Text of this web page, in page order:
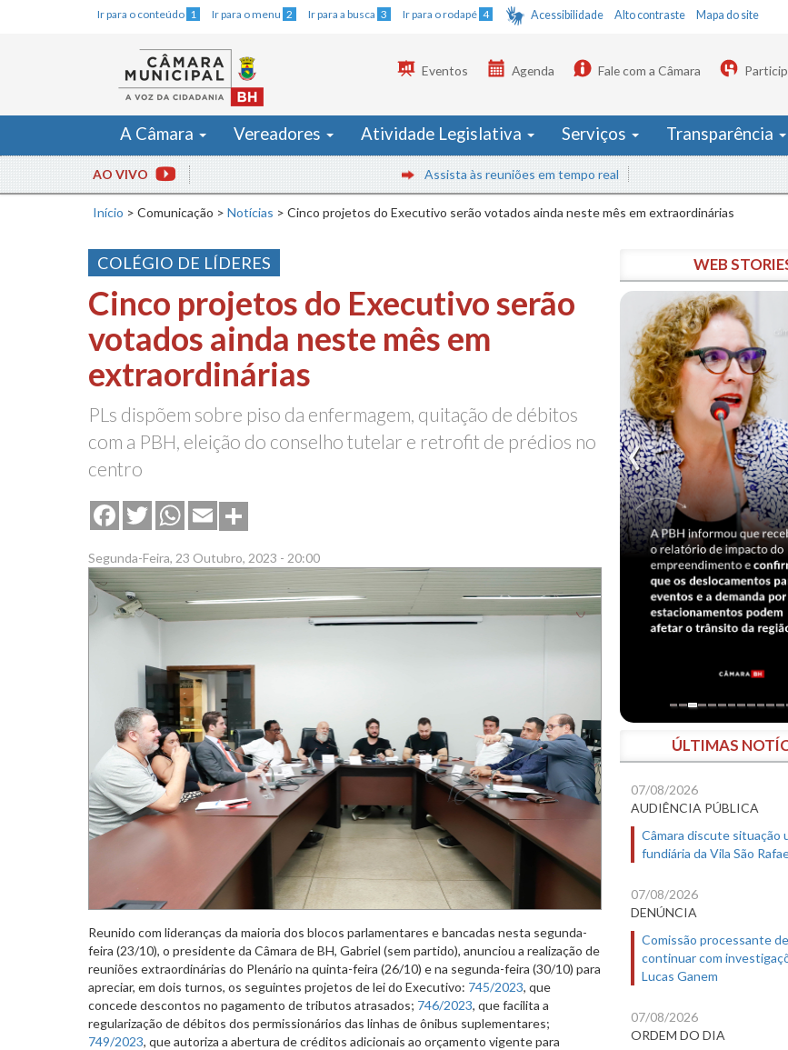
Ir para o conteúdo 1 Ir para o menu 2 Ir para a busca 3 Ir para o rodapé 4 Acessibilidade Alto contraste Mapa do site
Eventos Agenda Fale com a Câmara
A Câmara Vereadores Atividade Legislativa Serviços Transparência
AO VIVO Assista às reuniões em tempo real
Início > Comunicação > Notícias > Cinco projetos do Executivo serão votados ainda neste mês em extraordinárias
COLÉGIO DE LÍDERES
Cinco projetos do Executivo serão
votados ainda neste mês em
extraordinárias
PLs dispõem sobre piso da enfermagem, quitação de débitos
com a PBH, eleição do conselho tutelar e retrofit de prédios no
centro
FacebookTwitterWhatsApp
Email
Segunda-Feira, 23 Outubro, 2023 - 20:00
Reunido com lideranças da maioria dos blocos parlamentares e bancadas nesta segunda-
feira (23/10), o presidente da Câmara de BH, Gabriel (sem partido), anunciou a realização de
reuniões extraordinárias do Plenário na quinta-feira (26/10) e na segunda-feira (30/10) para
apreciar, em dois turnos, os seguintes projetos de lei do Executivo: 745/2023, que
concede descontos no pagamento de tributos atrasados; 746/2023, que facilita a
regularização de débitos dos permissionários das linhas de ônibus suplementares;
749/2023, que autoriza a abertura de créditos adicionais ao orçamento vigente para
WEB
ÚLTIMAS
07/08/2026
AUDIÊNCIA PÚBLICA
Câmara discute situação
fundiária da Vila São
07/08/2026
DENÚNCIA
Comissão processante
continuar com
Lucas Ganem
07/08/2026
ORDEM DO DIA